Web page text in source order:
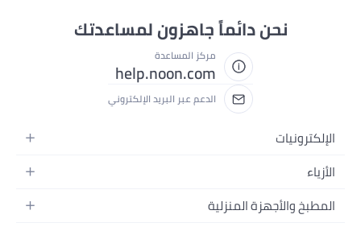
نحن دائماً جاهزون لمساعدتك
مركز المساعدة
help.noon.com
الدعم عبر البريد الإلكتروني
الإلكترونيات
الجوالات
اللابتوبات
الأزياء
أزياء نسائية
المطبخ والأجهزة المنزلية